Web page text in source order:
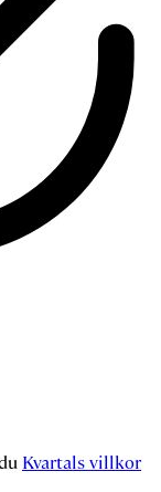
Kvartals villkor